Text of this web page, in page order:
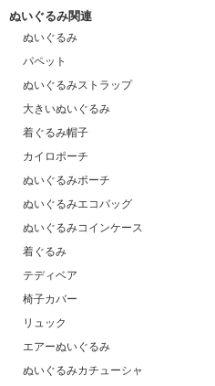
ぬいぐるみ関連
ぬいぐるみ
パペット
ぬいぐるみストラップ
大きいぬいぐるみ
着ぐるみ帽子
カイロポーチ
ぬいぐるみポーチ
ぬいぐるみエコバッグ
ぬいぐるみコインケース
着ぐるみ
テディベア
椅子カバー
リュック
エアーぬいぐるみ
ぬいぐるみカチューシャ